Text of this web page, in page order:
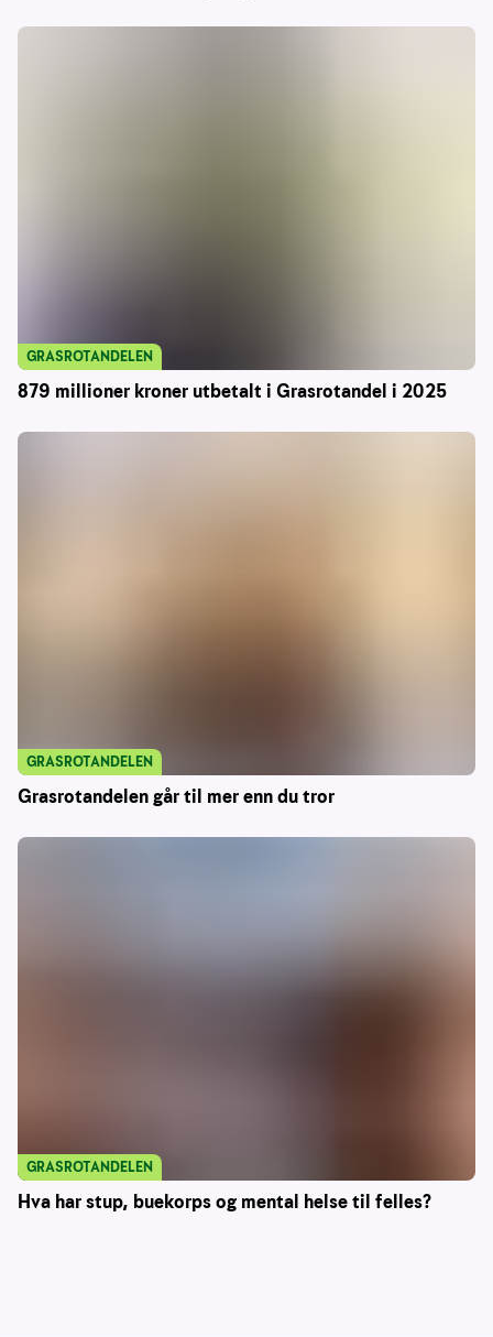
879 millioner kroner utbetalt i Grasrotandel i 2025
GRASROTANDELEN
Grasrotandelen går til mer enn du tror
GRASROTANDELEN
Hva har stup, buekorps og mental helse til felles?
GRASROTANDELEN